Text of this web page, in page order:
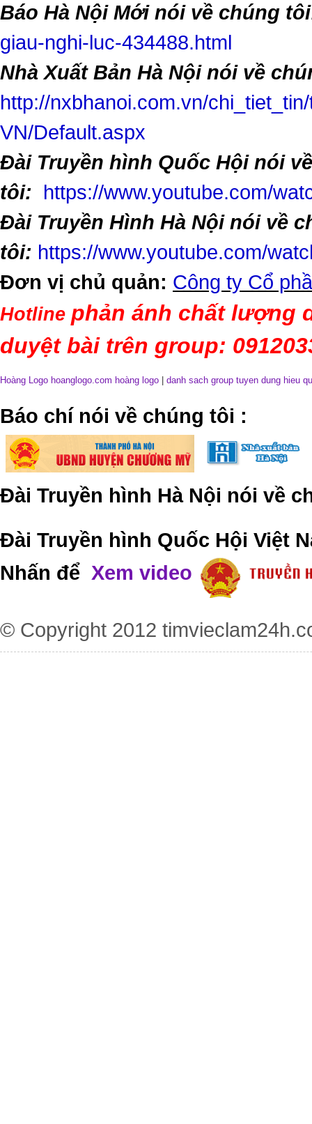
Báo Hà Nội Mới nói về chúng
giau-nghi-luc-434488.html
Nhà Xuất Bản Hà Nội nói về
http://nxbhanoi.com.vn/
VN/Default.aspx
Đài Truyền hình Quốc Hội nói
tôi:
https://www.youtube.com/
Đài Truyền Hình Hà Nội nói về
tôi: https://www.youtube.com/
Đơn vị chủ quản: Công ty Cổ
Hotline phản ánh chất lượng
duyệt bài trên group:
Hoàng Logo hoanglogo.com hoàng logo danh sach group tuyen dung hieu
​Báo chí nói về chúng tôi :
Đài Truyền hình Hà Nội nói về
Đài Truyền hình Quốc Hội Việt
Nhấn để Xem video
© Copyright 2012